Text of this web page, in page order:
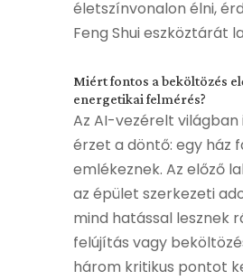
életszínvonalon élni,
Feng Shui eszköztárát
Miért fontos a beköltözés
energetikai felmérés?
Az AI-vezérelt világban
érzet a döntő: egy ház
emlékeznek. Az előző
az épület szerkezeti
mind hatással lesznek
felújítás vagy
három kritikus pontot